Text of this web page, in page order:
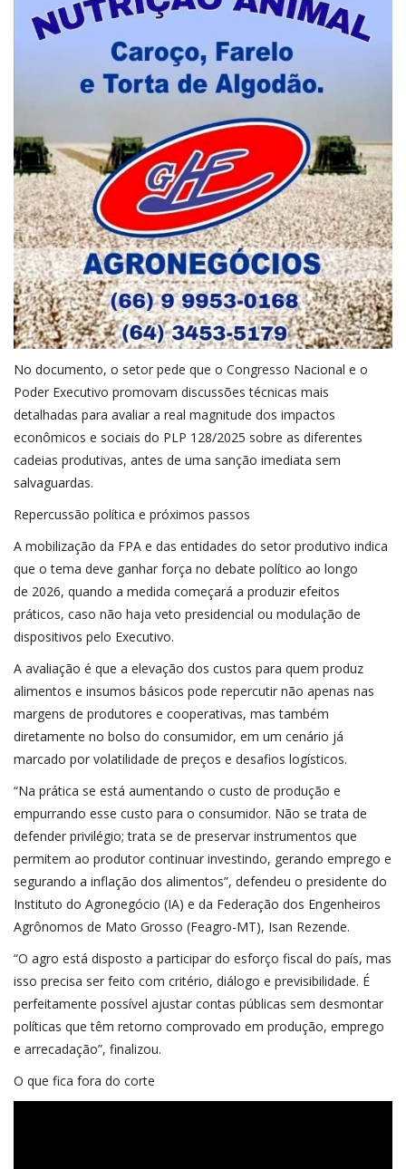
No documento, o setor pede que o Congresso Nacional e o
Poder Executivo promovam discussões técnicas mais
detalhadas para avaliar a real magnitude dos impactos
econômicos e sociais do PLP 128/2025 sobre as diferentes
cadeias produtivas, antes de uma sanção imediata sem
salvaguardas.
Repercussão política e próximos passos
A mobilização da FPA e das entidades do setor produtivo indica
que o tema deve ganhar força no debate político ao longo
de 2026, quando a medida começará a produzir efeitos
práticos, caso não haja veto presidencial ou modulação de
dispositivos pelo Executivo.
A avaliação é que a elevação dos custos para quem produz
alimentos e insumos básicos pode repercutir não apenas nas
margens de produtores e cooperativas, mas também
diretamente no bolso do consumidor, em um cenário já
marcado por volatilidade de preços e desafios logísticos.
“Na prática se está aumentando o custo de produção e
empurrando esse custo para o consumidor. Não se trata de
defender privilégio; trata se de preservar instrumentos que
permitem ao produtor continuar investindo, gerando emprego e
segurando a inflação dos alimentos”, defendeu o presidente do
Instituto do Agronegócio (IA) e da Federação dos Engenheiros
Agrônomos de Mato Grosso (Feagro-MT), Isan Rezende.
“O agro está disposto a participar do esforço fiscal do país, mas
isso precisa ser feito com critério, diálogo e previsibilidade. É
perfeitamente possível ajustar contas públicas sem desmontar
políticas que têm retorno comprovado em produção, emprego
e arrecadação”, finalizou.
O que fica fora do corte